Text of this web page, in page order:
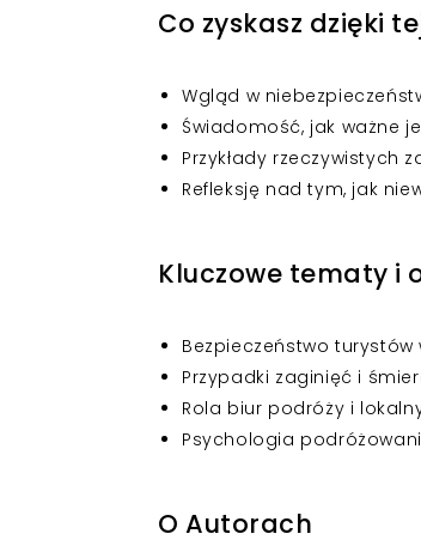
Co zyskasz dzięki
Wgląd w
Świadomość, jak ważne
Przykłady
Refleksję nad tym, jak
Kluczowe tematy i
Bezpieczeństwo
Przypadki zaginięć i
Rola biur podróży i
Psychologia
O Autorach